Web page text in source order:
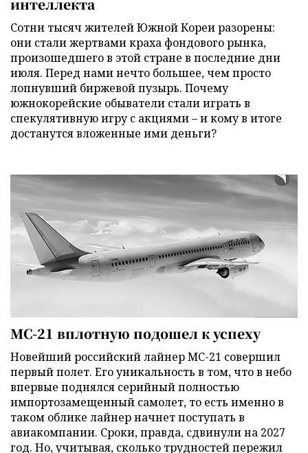
интеллекта
Сотни тысяч жителей Южной Кореи разорены:
они стали жертвами краха фондового рынка,
произошедшего в этой стране в последние дни
июля. Перед нами нечто большее, чем просто
лопнувший биржевой пузырь. Почему
южнокорейские обыватели стали играть в
спекулятивную игру с акциями – и кому в итоге
достанутся вложенные ими деньги?
МС-21 вплотную подошел к успеху
Новейший российский лайнер МС-21 совершил
первый полет. Его уникальность в том, что в небо
впервые поднялся серийный полностью
импортозамещенный самолет, то есть именно в
таком облике лайнер начнет поступать в
авиакомпании. Сроки, правда, сдвинули на 2027
год. Но, учитывая, сколько трудностей пережил